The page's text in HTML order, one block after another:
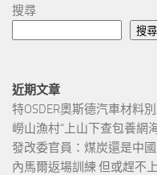
搜尋
搜尋
近期文章
特OSDER奧斯德汽車材料
嶗山漁村“上山下查包養網
發改委官員：煤炭還是中
內馬爾返場訓練 但或趕不